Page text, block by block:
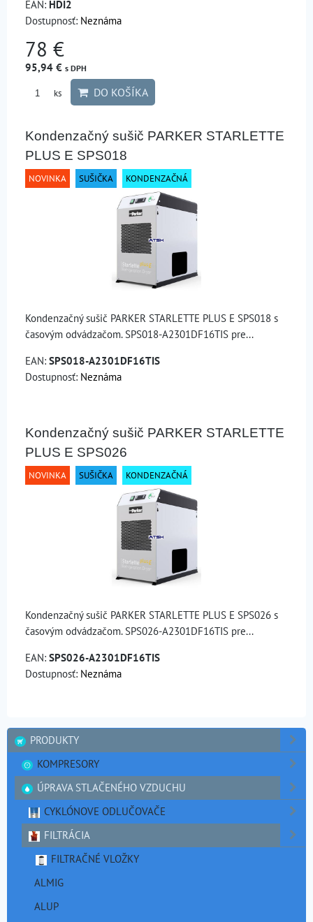
EAN: HDI2
Dostupnosť: Neznáma
78 €
95,94 € s DPH
ks DO KOŠÍKA
Kondenzačný sušič PARKER STARLETTE
PLUS E SPS018
NOVINKA SUŠIČKA KONDENZAČNÁ
Kondenzačný sušič PARKER STARLETTE PLUS E SPS018 s
časovým odvádzačom. SPS018-A2301DF16TIS pre...
EAN: SPS018-A2301DF16TIS
Dostupnosť: Neznáma
Kondenzačný sušič PARKER STARLETTE
PLUS E SPS026
NOVINKA SUŠIČKA KONDENZAČNÁ
Kondenzačný sušič PARKER STARLETTE PLUS E SPS026 s
časovým odvádzačom. SPS026-A2301DF16TIS pre...
EAN: SPS026-A2301DF16TIS
Dostupnosť: Neznáma
PRODUKTY
KOMPRESORY
ÚPRAVA STLAČENÉHO VZDUCHU
CYKLÓNOVE ODLUČOVAČE
FILTRÁCIA
FILTRAČNÉ VLOŽKY
ALMIG
ALUP